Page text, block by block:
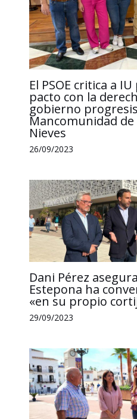
El PSOE critica a
pacto con la
gobierno
Mancomunidad de
Nieves
26/09/2023
Dani Pérez
Estepona ha
«en su propio
29/09/2023